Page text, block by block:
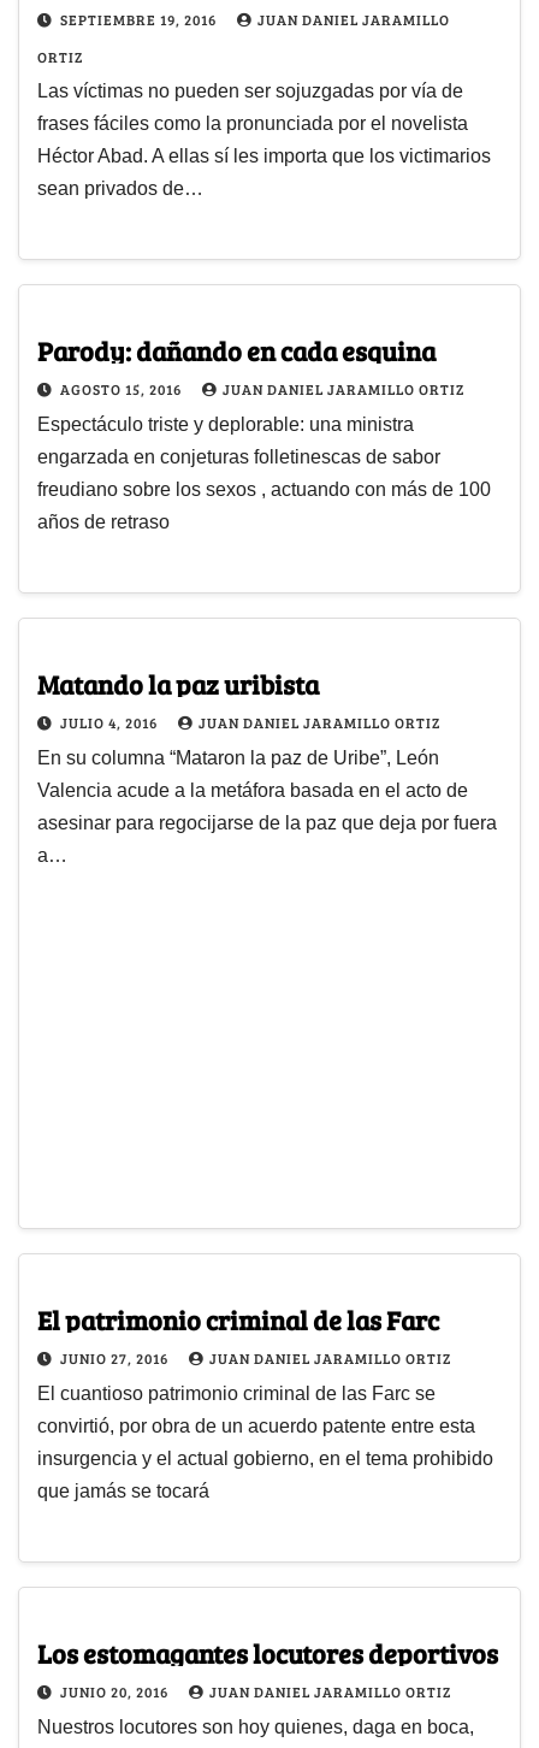
SEPTIEMBRE 19, 2016
JUAN DANIEL JARAMILLO
ORTIZ
Las víctimas no pueden ser sojuzgadas por vía de
frases fáciles como la pronunciada por el novelista
Héctor Abad. A ellas sí les importa que los victimarios
sean privados de…
Parody: dañando en cada esquina
AGOSTO 15, 2016 JUAN DANIEL JARAMILLO ORTIZ
Espectáculo triste y deplorable: una ministra
engarzada en conjeturas folletinescas de sabor
freudiano sobre los sexos , actuando con más de 100
años de retraso
Matando la paz uribista
JULIO 4, 2016 JUAN DANIEL JARAMILLO ORTIZ
En su columna “Mataron la paz de Uribe”, León
Valencia acude a la metáfora basada en el acto de
asesinar para regocijarse de la paz que deja por fuera
a…
El patrimonio criminal de las Farc
JUNIO 27, 2016 JUAN DANIEL JARAMILLO ORTIZ
El cuantioso patrimonio criminal de las Farc se
convirtió, por obra de un acuerdo patente entre esta
insurgencia y el actual gobierno, en el tema prohibido
que jamás se tocará
Los estomagantes locutores deportivos
JUNIO 20, 2016 JUAN DANIEL JARAMILLO ORTIZ
Nuestros locutores son hoy quienes, daga en boca,